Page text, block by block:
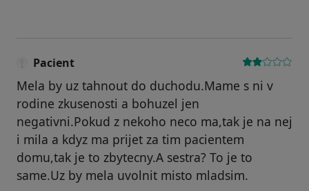
Pacient
Mela by uz tahnout do duchodu.Mame s ni v
rodine zkusenosti a bohuzel jen
negativni.Pokud z nekoho neco ma,tak je na nej
i mila a kdyz ma prijet za tim pacientem
domu,tak je to zbytecny.A sestra? To je to
same.Uz by mela uvolnit misto mladsim.